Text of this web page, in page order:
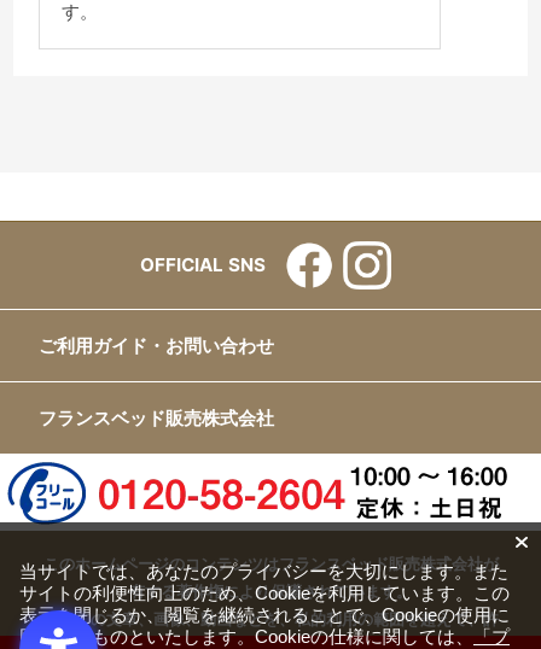
す。
OFFICIAL SNS
ご利用ガイド・お問い合わせ
フランスベッド販売株式会社
このホームページのコンテンツはフランスベッド販売株式会社が
有する著作権により保護されています。
すべての文章、画像、動画などを、私的利用の範囲を超えて、許
当サイトでは、あなたのプライバシーを大切にします。また
サイトの利便性向上のため、Cookieを利用しています。この
表示を閉じるか、閲覧を継続されることで、Cookieの使用に
同意するものといたします。Cookieの仕様に関しては、「プ